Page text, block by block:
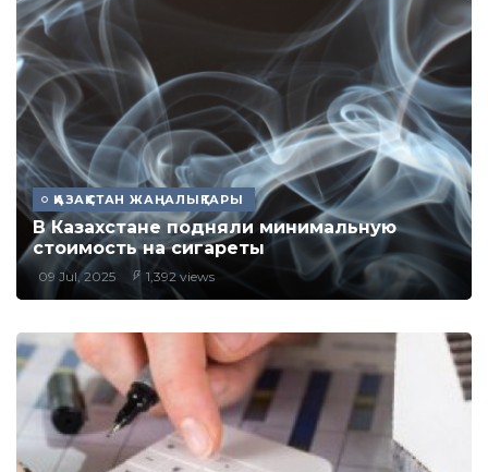
ҚАЗАҚСТАН ЖАҢАЛЫҚТАРЫ
В Казахстане подняли минимальную
стоимость на сигареты
09 Jul, 2025 1,392 views